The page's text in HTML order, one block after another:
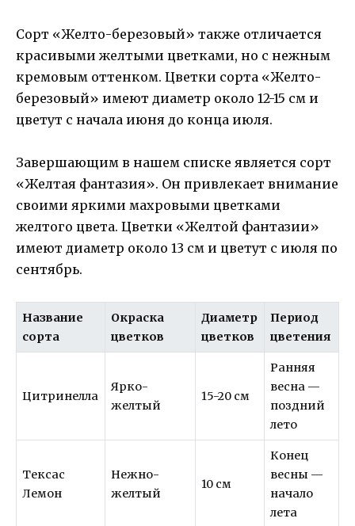
Сорт «Желто-березовый» также отличается
красивыми желтыми цветками, но с нежным
кремовым оттенком. Цветки сорта «Желто-
березовый» имеют диаметр около 12-15 см и
цветут с начала июня до конца июля.
Завершающим в нашем списке является сорт
«Желтая фантазия». Он привлекает внимание
своими яркими махровыми цветками
желтого цвета. Цветки «Желтой фантазии»
имеют диаметр около 13 см и цветут с июля по
сентябрь.
Название
сорта
Окраска
цветков
Диаметр
цветков
Период
цветения
Цитринелла
Ярко-
желтый
15-20 см
Ранняя
весна —
поздний
лето
Тексас
Лемон
Нежно-
желтый
10 см
Конец
весны —
начало
лета